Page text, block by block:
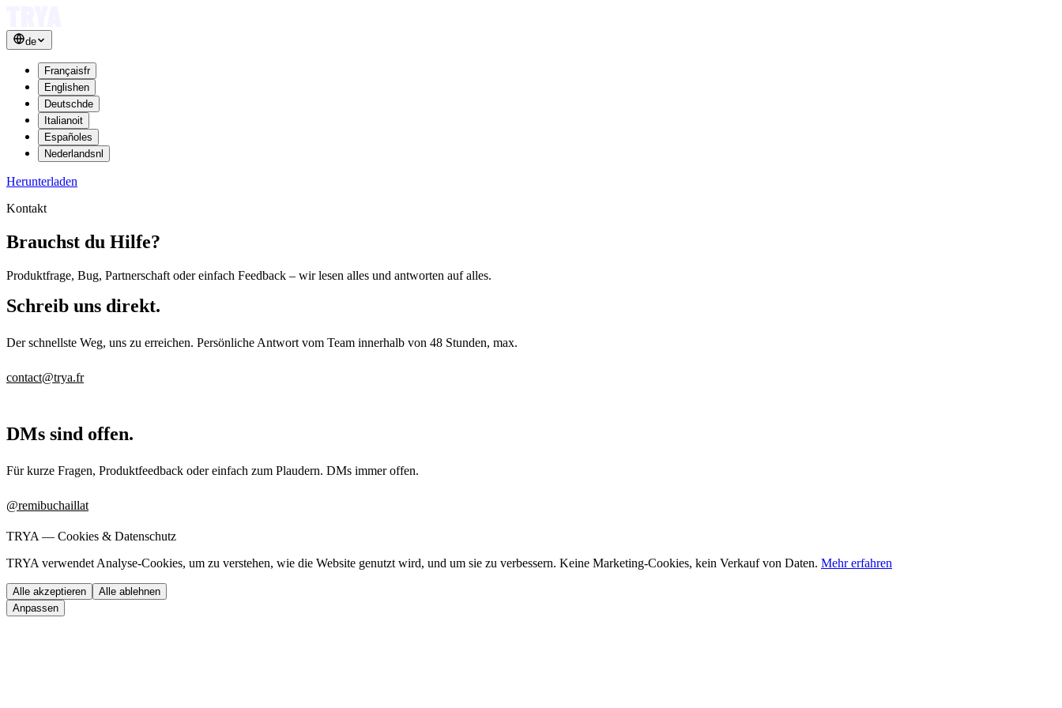
de
Françaisfr
Englishen
Deutschde
Italianoit
Español es
Nederlandsnl
Herunterladen
Kontakt
Brauchst du Hilfe?
Produktfrage, Bug, Partnerschaft oder einfach Feedback – wir lesen alles und antworten auf alles.
Schreib uns direkt.
Der schnellste Weg, uns zu erreichen. Persönliche Antwort vom Team innerhalb von 48 Stunden, max.
contact@trya.fr
DMs sind offen.
Für kurze Fragen, Produktfeedback oder einfach zum Plaudern. DMs immer offen.
@remibuchaillat
TRYA — Cookies & Datenschutz
TRYA verwendet Analyse-Cookies, um zu verstehen, wie die Website genutzt wird, und um sie zu verbessern. Keine Marketing-Cookies, kein Verkauf von Daten. Mehr erfahren
Alle akzeptieren
Alle ablehnen
Anpassen